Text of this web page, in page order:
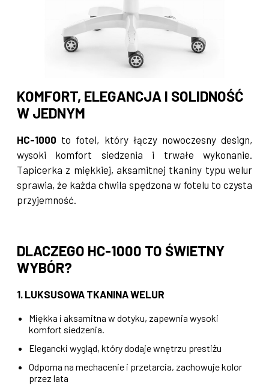
KOMFORT, ELEGANCJA I SOLIDNOŚĆ
W JEDNYM
HC-1000 to fotel, który łączy nowoczesny design,
wysoki komfort siedzenia i trwałe wykonanie.
Tapicerka z miękkiej, aksamitnej tkaniny typu welur
sprawia, że każda chwila spędzona w fotelu to czysta
przyjemność.
DLACZEGO HC-1000 TO ŚWIETNY
WYBÓR?
1. LUKSUSOWA TKANINA WELUR
Miękka i aksamitna w dotyku, zapewnia wysoki
komfort siedzenia.
Elegancki wygląd, który dodaje wnętrzu prestiżu
Odporna na mechacenie i przetarcia, zachowuje kolor
przez lata